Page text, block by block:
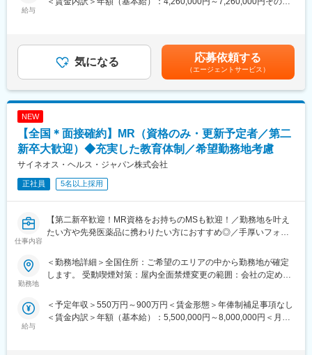
こそ実現ができていることであり、強みの部分です。
変更の範囲：会社の定める業務
ます。
【教育研修】
製品教育、継続研修はもちろんのこと、オンコロジー領域専門研
修、ハイブリッドMR研修、
ビジネススキル研修、IT研修（エクセル、ｍｙMR君）等特徴的な
【当社について】
当社はエムスリーグループのであり、現在はCSO事業とメディカ
ルマーケター事業の2つの事業を柱にビジネスを展開しています。
【当社CSO事業の特徴】
先発品を扱うPJTをメインで受注しているため、基本的には入社
後2ndPJT以降も先発品の経験を積み、MRとして専門性を磨くこ
■IT特化型
PJTによってリモートMRという形態があることはもちろん、それ
例えば、効果的なリモートディテールの研修は全員受講頂くこと
が出来、そのほかにもmyMR君などのシステムを戦略的に活用す
給与
回・諸手当：MR手当（上記に含む）、外勤日当 ※各種手当は就
業規則に則る・その他：車両、iPad、PC/携帯貸与 （プロジェク
トによる）賃金はあくまでも目安の金額であり、選考を通じて上
下する可能性があります。月給(月額)は固定手当を含めた表記で
す。
気になる 応募依頼する
（エージェントサービス）
NEW
【全国＊面接確約】MR（資格のみ・更新予定者／第二
新卒大歓迎）◆充実した教育体制／希望勤務地考慮
サイネオス・ヘルス・ジャパン株式会社
正社員 5名以上採用
仕事内容
【第二新卒歓迎！MR資格をお持ちのMSも歓迎！／勤務地を叶え
たい方や先発医薬品に携わりたい方におすすめ◎／手厚いフォロ
【はじめに】
浅い方もMRとしてスキルが身に着く環境です。外資製薬メーカー
やバイオベンチャーとの繋がりが強く最先端の医薬品に携われる
勤務地
＜勤務地詳細＞全国住所：ご希望のエリアの中から勤務地が確定
します。 受動喫煙対策：屋内全面禁煙変更の範囲：会社の定める
給与
＜予定年収＞550万円～900万円＜賃金形態＞年俸制補足事項なし
＜賃金内訳＞年額（基本給）：5,500,000円～8,000,000円＜月額